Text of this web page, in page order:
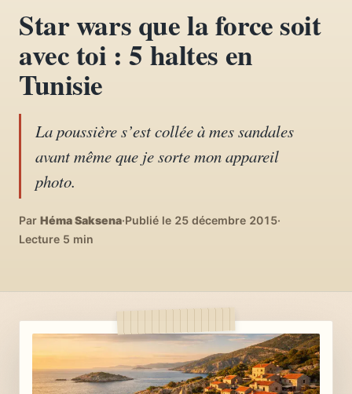
02 Escapades en France
Provence, Paris, Marseille…
Looks, dressing, inspirations
Lifestyle & déco
05
À propos
Star wars que la force soit
avec toi : 5 haltes en
Tunisie
La poussière s’est collée à mes sandales
avant même que je sorte mon appareil
photo.
Par Héma Saksena·Publié le 25 décembre 2015·
Lecture 5 min